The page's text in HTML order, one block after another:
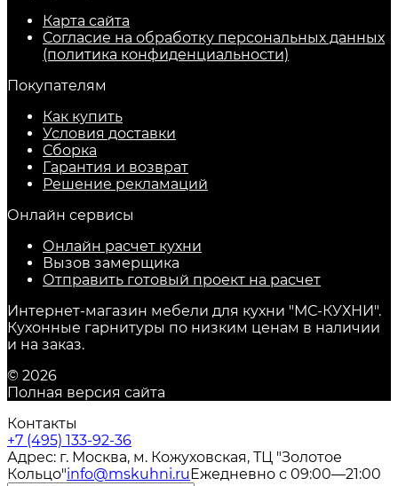
Карта сайта
Согласие на обработку персональных данных
(политика конфиденциальности)
Покупателям
Как купить
Условия доставки
Сборка
Гарантия и возврат
Решение рекламаций
Онлайн сервисы
Онлайн расчет кухни
Вызов замерщика
Отправить готовый проект на расчет
Интернет-магазин мебели для кухни "МС-КУХНИ".
Кухонные гарнитуры по низким ценам в наличии
и на заказ.
© 2026
Полная версия сайта
Контакты
+7 (495) 133-92-36
Адрес: г. Москва, м. Кожуховская, ТЦ "Золотое
Кольцо"info@mskuhni.ru Ежедневно с 09:00—21:00